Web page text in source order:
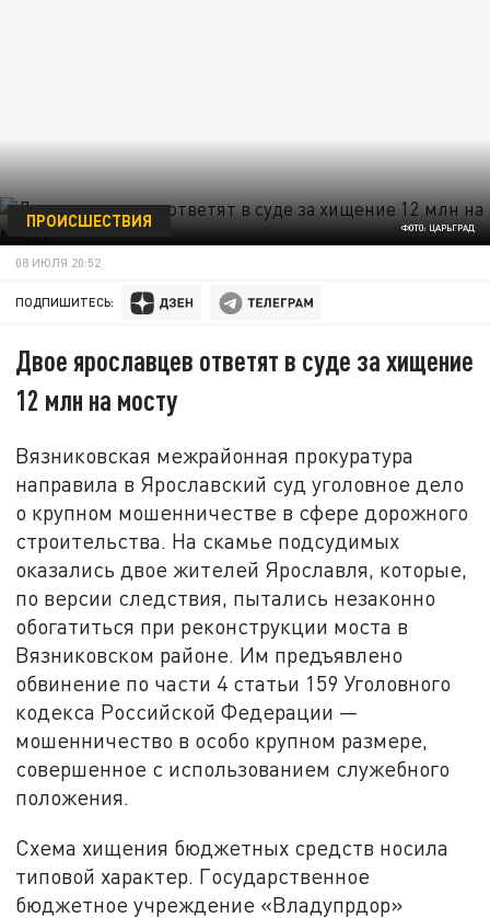
ФОТО: ЦАРЬГРАД
ПРОИСШЕСТВИЯ
08 ИЮЛЯ 20:52
ПОДПИШИТЕСЬ:
Двое ярославцев ответят в суде за хищение
12 млн на мосту
Вязниковская межрайонная прокуратура
направила в Ярославский суд уголовное дело
о крупном мошенничестве в сфере дорожного
строительства. На скамье подсудимых
оказались двое жителей Ярославля, которые,
по версии следствия, пытались незаконно
обогатиться при реконструкции моста в
Вязниковском районе. Им предъявлено
обвинение по части 4 статьи 159 Уголовного
кодекса Российской Федерации —
мошенничество в особо крупном размере,
совершенное с использованием служебного
положения.
Схема хищения бюджетных средств носила
типовой характер. Государственное
бюджетное учреждение «Владупрдор»